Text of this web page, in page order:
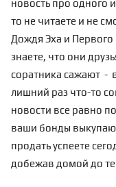
новость про одного
то не читаете и не
Дождя Эха и
знаете, что они
соратника сажают -
лишний раз что-то
новости все равно
ваши бонды
продать успеете
добежав домой до